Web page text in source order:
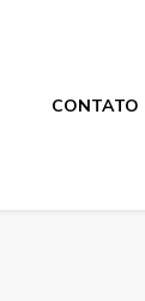
CONTATO